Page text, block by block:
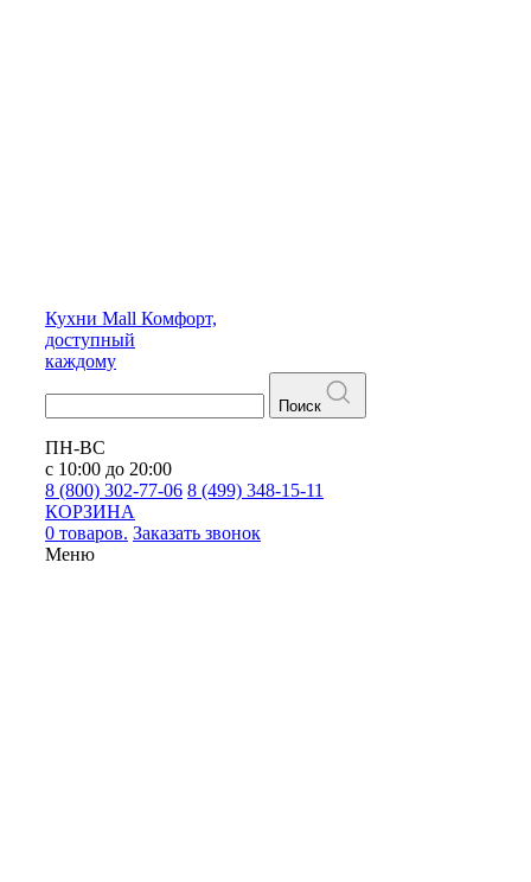
Кухни Mall Комфорт,
доступный
каждому
Поиск
ПН-ВС
с 10:00 до 20:00
8 (800) 302-77-06 8 (499) 348-15-11
КОРЗИНА
0 товаров. Заказать звонок
Меню